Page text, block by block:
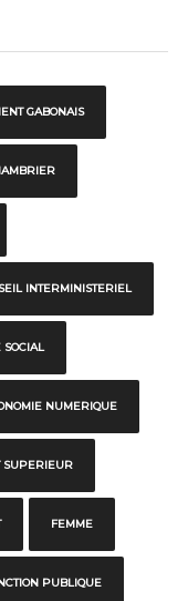
GABONAIS
INTERMINISTERIEL
SOCIAL
NUMERIQUE
SUPERIEUR
FEMME
PUBLIQUE